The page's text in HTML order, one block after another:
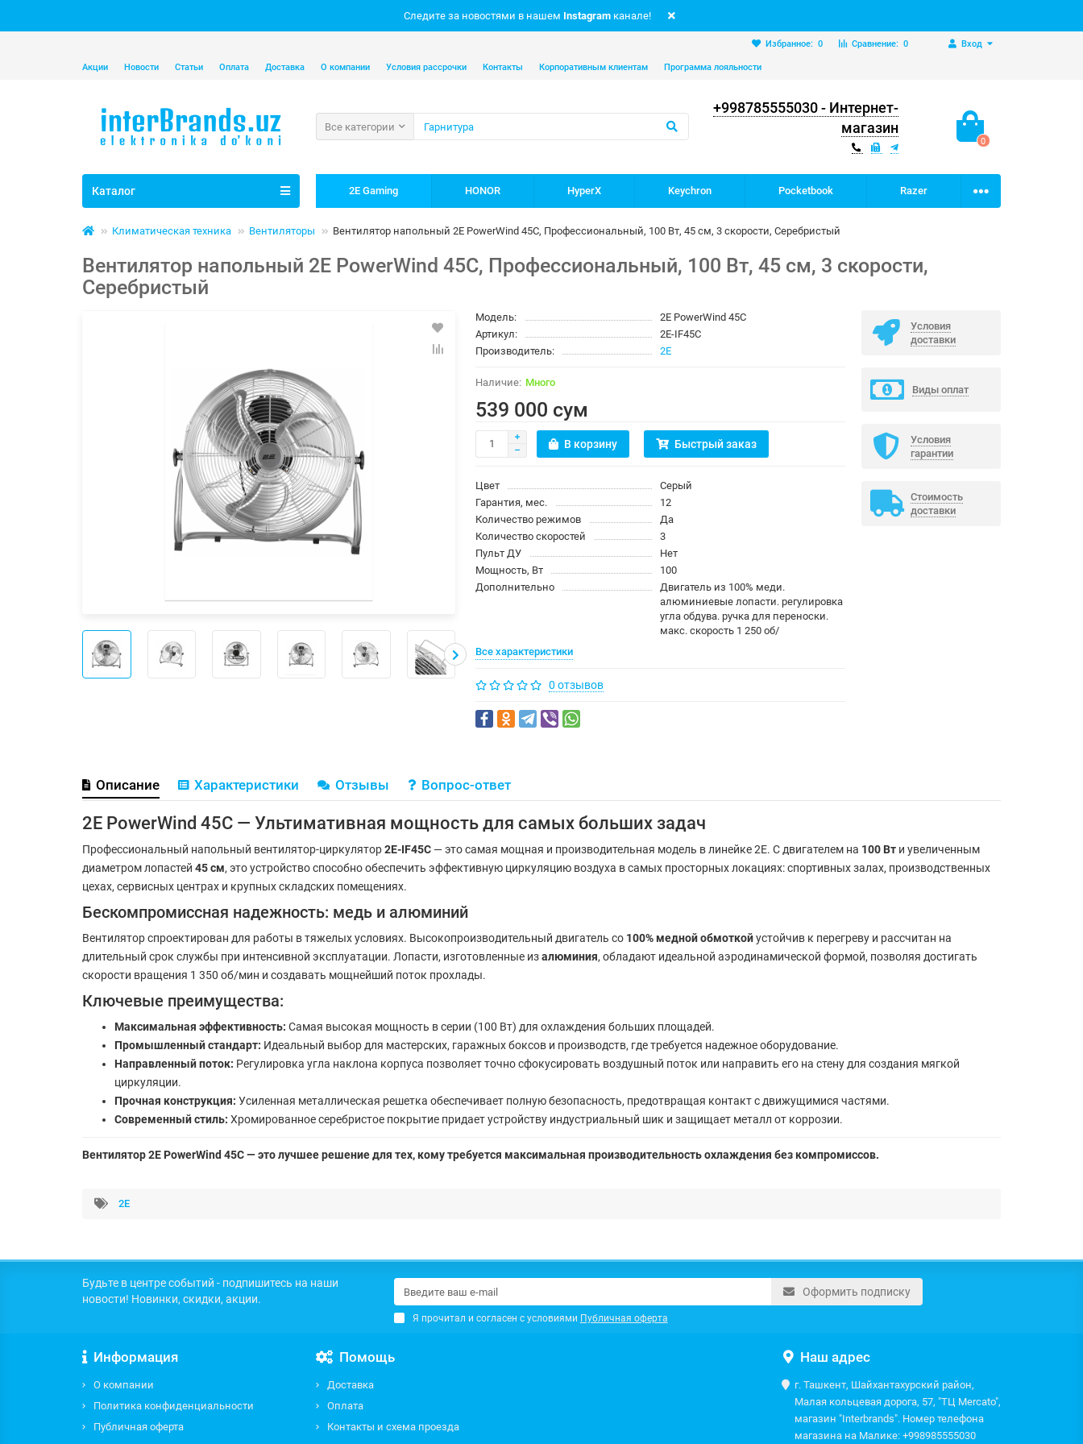
Следите за новостями в нашем Instagram канале!
Вход
Сравнение: 0
Избранное: 0
Акции Новости Статьи Оплата Доставка О компании Условия рассрочки Контакты Корпоративным клиентам Программа лояльности
+998785555030 - Интернет-
магазин
0
Все категории
Каталог 2E Gaming HONOR HyperX Keychron Pocketbook Razer
Климатическая техника Вентиляторы Вентилятор напольный 2E PowerWind 45C, Профессиональный, 100 Вт, 45 см, 3 скорости, Серебристый
Вентилятор напольный 2E PowerWind 45C, Профессиональный, 100 Вт, 45 см, 3 скорости,
Серебристый
Модель:
2E PowerWind 45C
Артикул:
2E-IF45C
Производитель:
2E
Много
539 000 сум
В корзину Быстрый заказ
Цвет
Серый
Гарантия, мес.
12
Количество режимов
Да
Количество скоростей
3
Пульт ДУ
Нет
Мощность, Вт
100
Дополнительно
Двигатель из 100% меди.
алюминиевые лопасти. регулировка
угла обдува. ручка для переноски.
макс. скорость 1 250 об/
Все характеристики
0 отзывов
Условия
доставки
Виды оплат
Условия
гарантии
Стоимость
доставки
Описание Характеристики Отзывы Вопрос-ответ
2E PowerWind 45C — Ультимативная мощность для самых больших задач
Профессиональный напольный вентилятор-циркулятор2E-IF45C — это самая мощная и производительная модель в линейке 2E. С двигателем на 100 Вт и увеличенным
диаметром лопастей 45 см, это устройство способно обеспечить эффективную циркуляцию воздуха в самых просторных локациях: спортивных залах, производственных
цехах, сервисных центрах и крупных складских помещениях.
Бескомпромиссная надежность: медь и алюминий
Вентилятор спроектирован для работы в тяжелых условиях. Высокопроизводительный двигатель со 100% медной обмоткойустойчив к перегреву и рассчитан на
длительный срок службы при интенсивной эксплуатации. Лопасти, изготовленные изалюминия, обладают идеальной аэродинамической формой, позволяя достигать
скорости вращения 1 350 об/мин и создавать мощнейший поток прохлады.
Ключевые преимущества:
Максимальная эффективность: Самая высокая мощность в серии (100 Вт) для охлаждения больших площадей.
Промышленный стандарт: Идеальный выбор для мастерских, гаражных боксов и производств, где требуется надежное оборудование.
Направленный поток: Регулировка угла наклона корпуса позволяет точно сфокусировать воздушный поток или направить его на стену для создания мягкой
циркуляции.
Прочная конструкция: Усиленная металлическая решетка обеспечивает полную безопасность, предотвращая контакт с движущимися частями.
Современный стиль: Хромированное серебристое покрытие придает устройству индустриальный шик и защищает металл от коррозии.
Вентилятор 2E PowerWind 45C — это лучшее решение для тех, кому требуется максимальная производительность охлаждения без компромиссов.
2E
Будьте в центре событий - подпишитесь на наши
новости! Новинки, скидки, акции.
Оформить подписку
Я прочитал и согласен с условиями Публичная оферта
Информация
О компании
Политика конфиденциальности
Публичная оферта
Помощь
Доставка
Оплата
Контакты и схема проезда
Наш адрес
г. Ташкент, Шайхантахурский район,
Малая кольцевая дорога, 57, "ТЦ Mercato",
магазин "Interbrands". Номер телефона
магазина на Малике: +998985555030